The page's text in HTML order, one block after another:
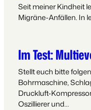
Seit meiner Kindheit
Migräne-Anfällen. In
Im Test:
Stellt euch bitte
Bohrmaschine,
Druckluft-
Oszillierer und…